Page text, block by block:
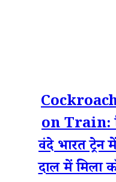
on Train:
वंदे भारत ट्रेन
दाल में मिला